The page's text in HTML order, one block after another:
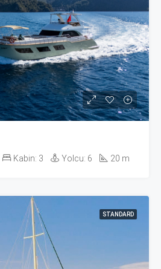
Kabin: 3 Yolcu: 6 20 m
STANDARD